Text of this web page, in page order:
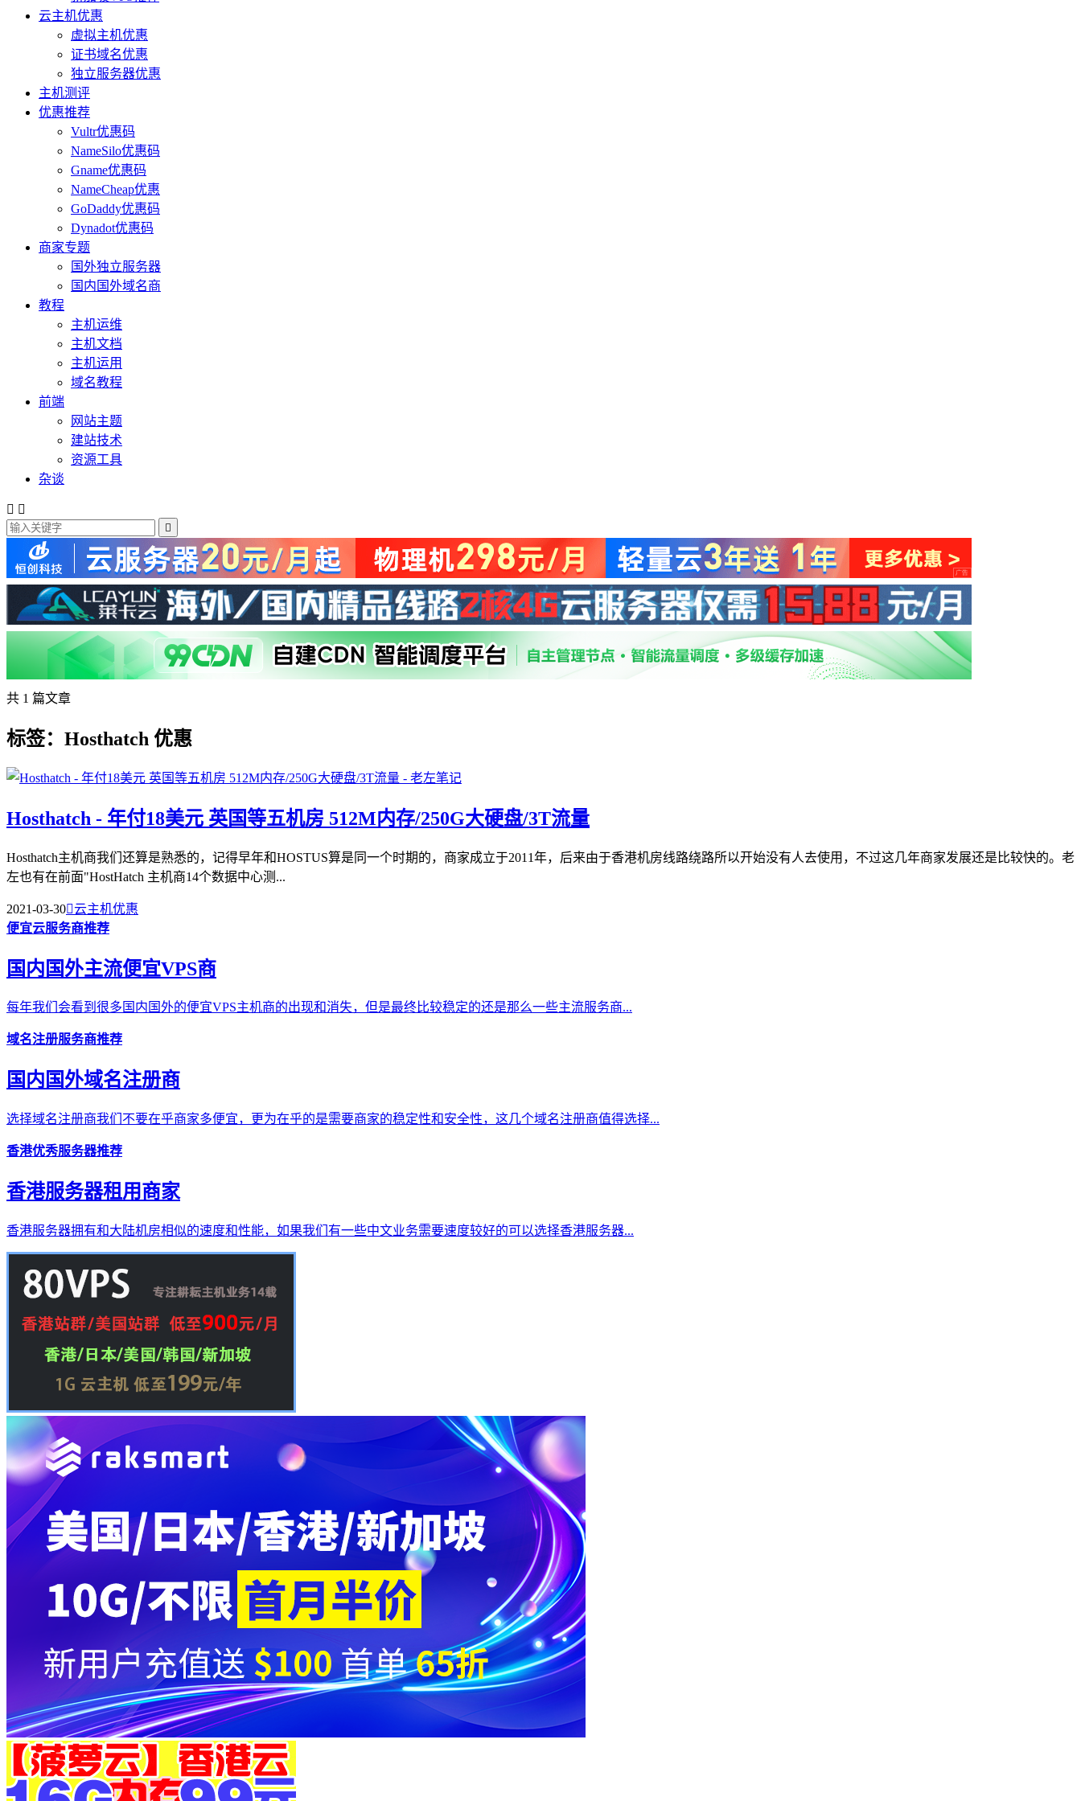
云主机优惠
虚拟主机优惠
证书域名优惠
独立服务器优惠
主机测评
优惠推荐
Vultr优惠码
NameSilo优惠码
Gname优惠码
NameCheap优惠
GoDaddy优惠码
Dynadot优惠码
商家专题
国外独立服务器
国内国外域名商
教程
主机运维
主机文档
主机运用
域名教程
前端
网站主题
建站技术
资源工具
杂谈
 

共 1 篇文章
标签：Hosthatch 优惠
Hosthatch - 年付18美元 英国等五机房 512M内存/250G大硬盘/3T流量
Hosthatch主机商我们还算是熟悉的，记得早年和HOSTUS算是同一个时期的，商家成立于2011年，后来由于香港机房线路绕路所以开始没有人去使用，不过这几年商家发展还是比较快的。老
左也有在前面"HostHatch 主机商14个数据中心测...
2021-03-30云主机优惠
便宜云服务商推荐
国内国外主流便宜VPS商
每年我们会看到很多国内国外的便宜VPS主机商的出现和消失，但是最终比较稳定的还是那么一些主流服务商...
域名注册服务商推荐
国内国外域名注册商
选择域名注册商我们不要在乎商家多便宜，更为在乎的是需要商家的稳定性和安全性，这几个域名注册商值得选择...
香港优秀服务器推荐
香港服务器租用商家
香港服务器拥有和大陆机房相似的速度和性能，如果我们有一些中文业务需要速度较好的可以选择香港服务器...